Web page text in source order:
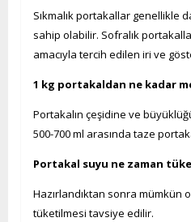
Sıkmalık portakallar genellikle
sahip olabilir. Sofralık
amacıyla tercih edilen iri ve
1 kg portakaldan ne kadar
Portakalın çeşidine ve
500-700 ml arasında taze
Portakal suyu ne zaman
Hazırlandıktan sonra mümkün
tüketilmesi tavsiye edilir.